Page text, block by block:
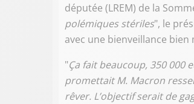
députée (LREM) de la
polémiques stériles", le
avec une bienveillance bien
"Ça fait beaucoup, 350
promettait M. Macron
rêver. L’objectif serait de